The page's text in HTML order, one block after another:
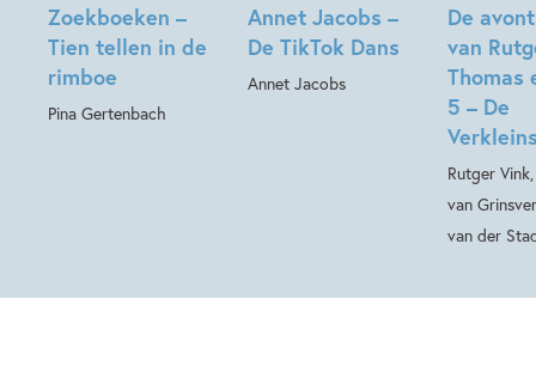
Zoekboeken –
Tien tellen in de
rimboe
Pina Gertenbach
Annet Jacobs –
De TikTok Dans
Annet Jacobs
De
van
Thomas
5 – De
Rutger
van
van der